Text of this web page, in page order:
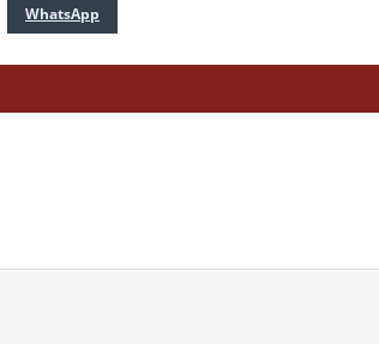
WhatsApp